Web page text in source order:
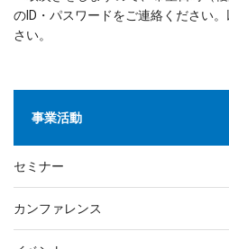
のID・パスワードをご連絡ください
さい。
事業活動
セミナー
カンファレンス